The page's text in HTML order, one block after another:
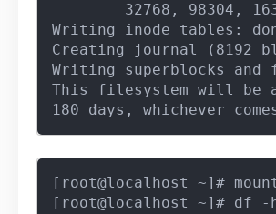
32768, 98304,
Writing inode tables:
Creating journal (8192
Writing superblocks and
This filesystem will be
[root@localhost ~]#
[root@localhost ~]# df -